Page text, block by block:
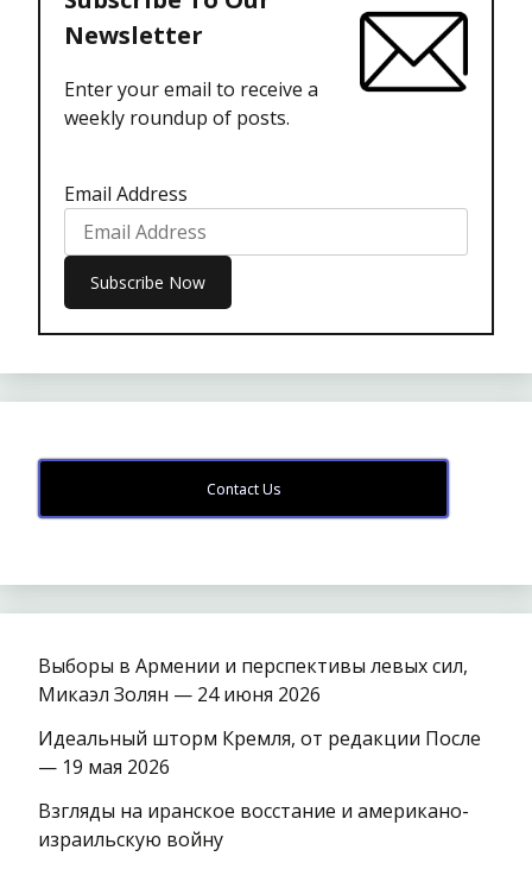
Newsletter
Enter your email to receive a
weekly roundup of posts.
Email Address
Contact Us
Выборы в Армении и перспективы левых сил,
Микаэл Золян — 24 июня 2026
Идеальный шторм Кремля, от редакции После
— 19 мая 2026
Взгляды на иранское восстание и американо-
израильскую войну